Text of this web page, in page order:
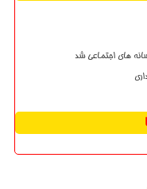
های اجتماعی شد